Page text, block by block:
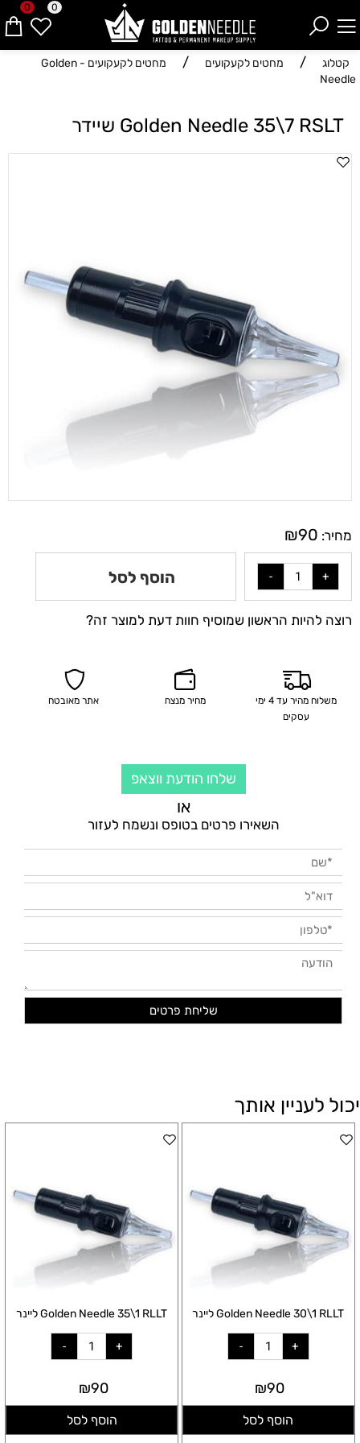
0 0
קטלוג / מחטים לקעקועים /
מחטים לקעקועים - Golden
Needle
Golden Needle 35\7 RSLT שיידר
מחיר: ₪90
הוסף לסל
רוצה להיות הראשון שמוסיף חוות דעת למוצר זה?
משלוח מהיר עד 4 ימי
עסקים
מחיר מנצח אתר מאובטח
שלחו הודעת ווצאפ
או
השאירו פרטים בטופס ונשמח לעזור
יכול לעניין אותך
Golden Needle 30\1 RLLT ליינר
₪90
הוסף לסל
Golden Needle 35\1 RLLT ליינר
₪90
הוסף לסל